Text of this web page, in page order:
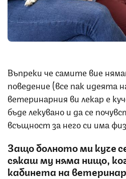
Въпреки че самите вие
поведение (все пак идеята
ветеринарния ви лекар е
бъде лекувано и да се
всъщност за него си има
Защо болното ми куче
сякаш му няма нищо,
кабинета на